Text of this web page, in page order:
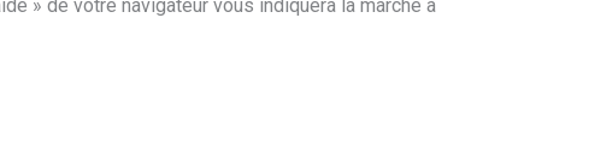
» de votre navigateur vous indiquera la marche à